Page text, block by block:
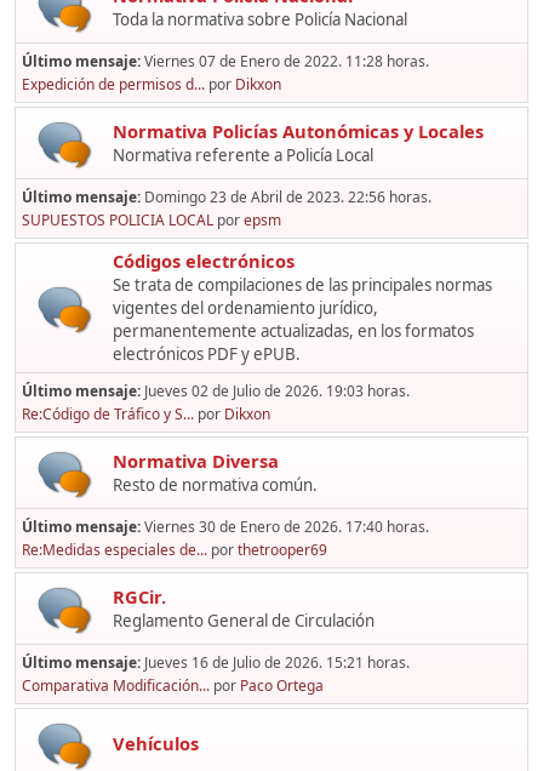
Toda la normativa sobre Policía Nacional
Último mensaje:Viernes 07 de Enero de 2022. 11:28 horas.
Expedición de permisos d... por Dikxon
Normativa Policías Autonómicas y Locales
Normativa referente a Policía Local
Último mensaje: Domingo 23 de Abril de 2023. 22:56 horas.
SUPUESTOS POLICIA LOCAL porepsm
Códigos electrónicos
Se trata de compilaciones de las principales normas
vigentes del ordenamiento jurídico,
permanentemente actualizadas, en los formatos
electrónicos PDF y ePUB.
Último mensaje: Jueves 02 de Julio de 2026. 19:03 horas.
Re:Código de Tráfico y S... por Dikxon
Normativa Diversa
Resto de normativa común.
Último mensaje:Viernes 30 de Enero de 2026. 17:40 horas.
Re:Medidas especiales de... porthetrooper69
RGCir.
Reglamento General de Circulación
Último mensaje: Jueves 16 de Julio de 2026. 15:21 horas.
Comparativa Modificación... por Paco Ortega
Vehículos